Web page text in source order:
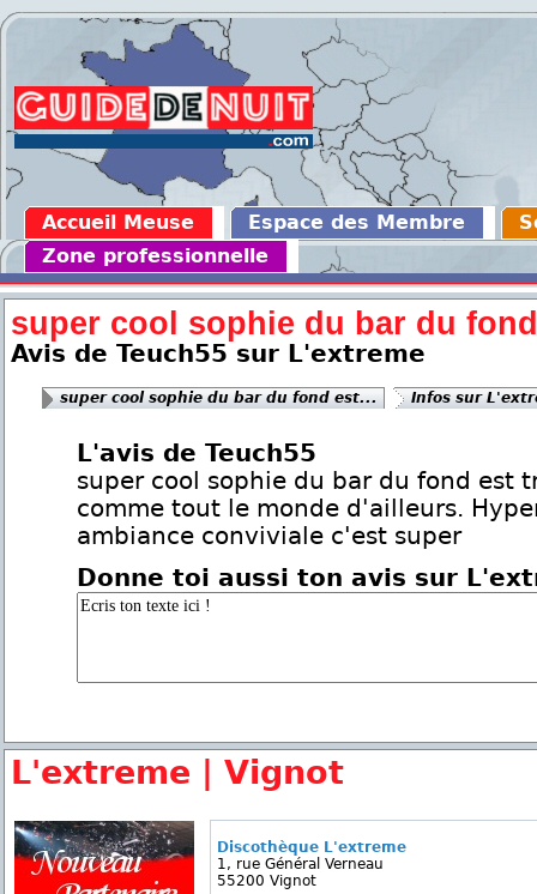
Accueil Meuse Espace des Membre
Zone professionnelle
super cool sophie du bar du
Avis de Teuch55 sur L'extreme
super cool sophie du bar du fond est... Infos sur
L'avis de Teuch55
super cool sophie du bar du fond est
comme tout le monde d'ailleurs.
ambiance conviviale c'est super
Donne toi aussi ton avis sur
L'extreme | Vignot
Discothèque L'extreme
1, rue Général Verneau
55200 Vignot